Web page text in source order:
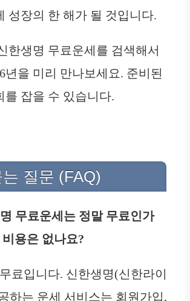
성장의 한 해가 될 것입니다.
한생명 무료운세를 검색해서
년을 미리 만나보세요. 준비된
를 잡을 수 있습니다.
질문 (FAQ)
무료운세는 정말 무료인가
용은 없나요?
료입니다. 신한생명(신한라이
하는 운세 서비스는 회원가입,